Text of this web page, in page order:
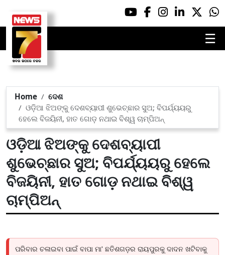
☰
Home
ଦେଶ
ଓଡ଼ିଆ ଝିଅଙ୍କୁ ଦେଶବ୍ୟାପୀ ଶୁଭେଚ୍ଛାର ସୁଅ; ବିପର୍ଯ୍ୟୟରୁ
ହେଲେ ବିଜୟିନୀ, ହାତ ଗୋଡ଼ ନଥାଇ ବିଶ୍ୱ ଚାମ୍ପିଅନ୍
ଓଡ଼ିଆ ଝିଅଙ୍କୁ ଦେଶବ୍ୟାପୀ
ଶୁଭେଚ୍ଛାର ସୁଅ; ବିପର୍ଯ୍ୟୟରୁ ହେଲେ
ବିଜୟିନୀ, ହାତ ଗୋଡ଼ ନଥାଇ ବିଶ୍ୱ
ଚାମ୍ପିଅନ୍
ପରିବାର ଚଳାଇବା ପାଇଁ ବାପା ମା' ଛତିଶଗଡ଼ର ରାୟପୁରକୁ ଦାଦନ ଖଟିବାକୁ